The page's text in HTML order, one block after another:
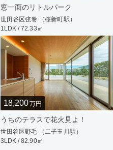
窓一面のリトルパーク
世田谷区弦巻 （桜新町駅）
1LDK / 72.33㎡
18,200万円
うちのテラスで花火見よ！
世田谷区野毛 （二子玉川駅）
3LDK / 82.90㎡